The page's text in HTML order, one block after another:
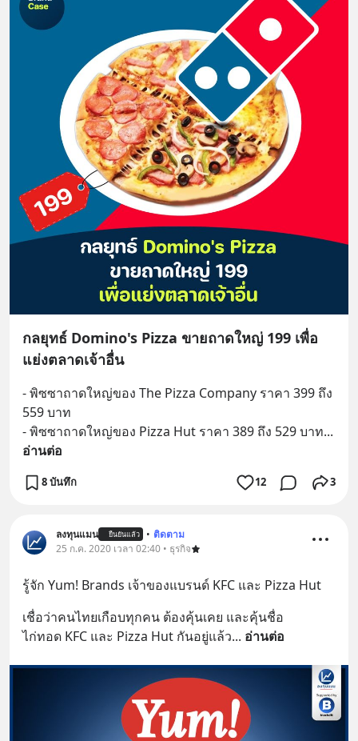
กลยุทธ์ Domino's Pizza ขายถาดใหญ่ 199 เพื่อ
แย่งตลาดเจ้าอื่น
- พิซซาถาดใหญ่ของ The Pizza Company ราคา 399 ถึง
559 บาท
- พิซซาถาดใหญ่ของ Pizza Hut ราคา 389 ถึง 529 บาท
อ่านต่อ
8 บันทึก 12 3
ลงทุนแมน ยืนยันแล้ว • ติดตาม
25 ก.ค. 2020 เวลา 02:40 • ธุรกิจ
รู้จัก Yum! Brands เจ้าของแบรนด์ KFC และ Pizza Hut
เชื่อว่าคนไทยเกือบทุกคน ต้องคุ้นเคย และคุ้นชื่อ
ไก่ทอด KFC และ Pizza Hut กันอยู่แล้ว... อ่านต่อ